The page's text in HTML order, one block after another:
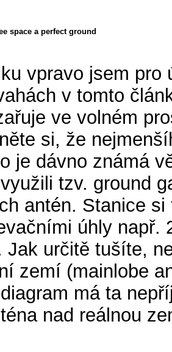
space a perfect ground
vpravo jsem
v tomto
ve volném
si, že
je dávno známá
tzv. ground
antén. Stanice
úhly např.
Jak určitě tušíte,
zemí (mainlobe
má ta
nad reálnou